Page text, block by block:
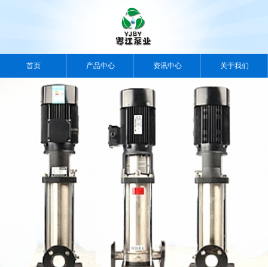
首页 产品中心 资讯中心 关于我们
案例中心 人力资源 联系我们